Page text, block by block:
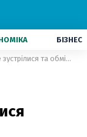
БІЗНЕС
Усик і Чісора вперше зустрілися та обмінялися гарячими заявами